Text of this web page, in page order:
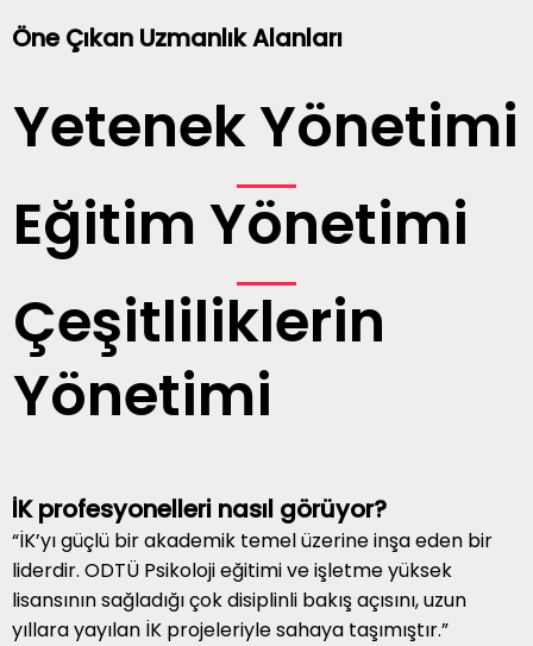
Öne Çıkan Uzmanlık Alanları
Yetenek Yönetimi
Eğitim Yönetimi
Çeşitliliklerin
Yönetimi
İK profesyonelleri nasıl görüyor?
“İK’yı güçlü bir akademik temel üzerine inşa eden bir
liderdir. ODTÜ Psikoloji eğitimi ve işletme yüksek
lisansının sağladığı çok disiplinli bakış açısını, uzun
yıllara yayılan İK projeleriyle sahaya taşımıştır.”